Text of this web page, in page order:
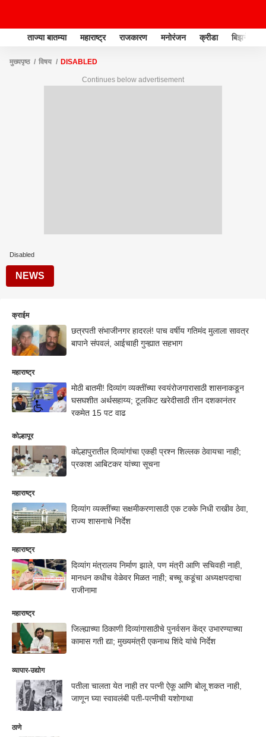
ताज्या बातम्या महाराष्ट्र राजकारण मनोरंजन क्रीडा बिझनेस
मुख्यपृष्ठ विषय DISABLED
Continues below advertisement
Disabled
NEWS
क्राईम
छत्रपती संभाजीनगर हादरलं! पाच वर्षीय गतिमंद मुलाला सावत्र
बापाने संपवलं, आईचाही गुन्ह्यात सहभाग
महाराष्ट्र
मोठी बातमी! दिव्यांग व्यक्तींच्या स्वयंरोजगारासाठी शासनाकडून
घसघशीत अर्थसहाय्य; टूलकिट खरेदीसाठी तीन दशकानंतर
रकमेत 15 पट वाढ
कोल्हापूर
कोल्हापुरातील दिव्यांगांचा एकही प्रश्न शिल्लक ठेवायचा नाही;
प्रकाश आबिटकर यांच्या सूचना
महाराष्ट्र
दिव्यांग व्यक्तींच्या सक्षमीकरणासाठी एक टक्के निधी राखीव ठेवा,
राज्य शासनाचे निर्देश
महाराष्ट्र
दिव्यांग मंत्रालय निर्माण झाले, पण मंत्री आणि सचिवही नाही,
मानधन कधीच वेळेवर मिळत नाही; बच्चू कडूंचा अध्यक्षपदाचा
राजीनामा
महाराष्ट्र
जिल्ह्याच्या ठिकाणी दिव्यांगासाठीचे पुनर्वसन केंद्र उभारण्याच्या
कामास गती द्या; मुख्यमंत्री एकनाथ शिंदे यांचे निर्देश
व्यापार-उद्योग
पतीला चालता येत नाही तर पत्नी ऐकू आणि बोलू शकत नाही,
जाणून घ्या स्वावलंबी पती-पत्नीची यशोगाथा
ठाणे